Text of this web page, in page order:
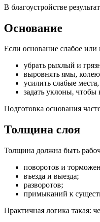
В благоустройстве
Основание
Если основание слабое или
убрать рыхлый и
выровнять ямы,
усилить слабые
задать уклоны, чтобы
Подготовка основания
Толщина слоя
Толщина должна быть
поворотов и
въезда и выезда;
разворотов;
примыканий к
Практичная логика такая: